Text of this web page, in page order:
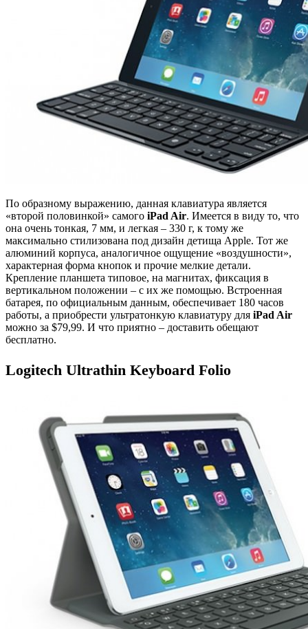
По образному выражению, данная клавиатура является
«второй половинкой» самого iPad Air. Имеется в виду то, что
она очень тонкая, 7 мм, и легкая – 330 г, к тому же
максимально стилизована под дизайн детища Apple. Тот же
алюминий корпуса, аналогичное ощущение «воздушности»,
характерная форма кнопок и прочие мелкие детали.
Крепление планшета типовое, на магнитах, фиксация в
вертикальном положении – с их же помощью. Встроенная
батарея, по официальным данным, обеспечивает 180 часов
работы, а приобрести ультратонкую клавиатуру для iPad Air
можно за $79,99. И что приятно – доставить обещают
бесплатно.
Logitech Ultrathin Keyboard Folio